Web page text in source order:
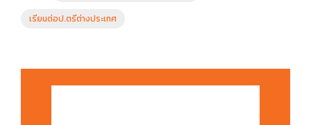
เรียนต่อป.ตรีต่างประเทศ